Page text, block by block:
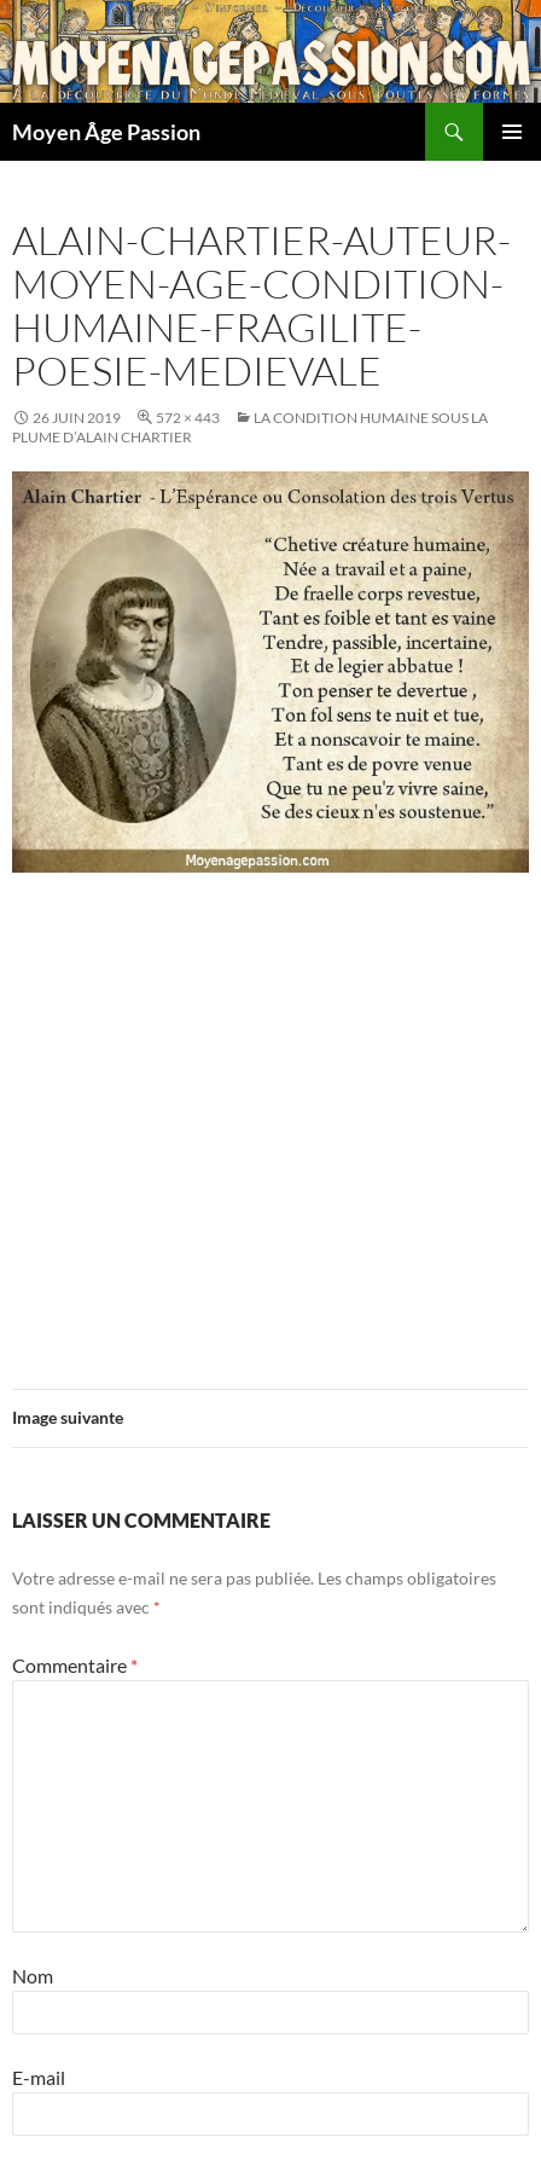
Aller
au
contenu
Moyen Âge Passion
ALAIN-CHARTIER-AUTEUR-
MOYEN-AGE-CONDITION-
HUMAINE-FRAGILITE-
POESIE-MEDIEVALE
26 JUIN 2019 572 × 443
LA CONDITION HUMAINE SOUS LA
PLUME D’ALAIN CHARTIER
Image suivante
LAISSER UN COMMENTAIRE
Votre adresse e-mail ne sera pas publiée. Les champs obligatoires
sont indiqués avec *
Commentaire *
Nom
E-mail